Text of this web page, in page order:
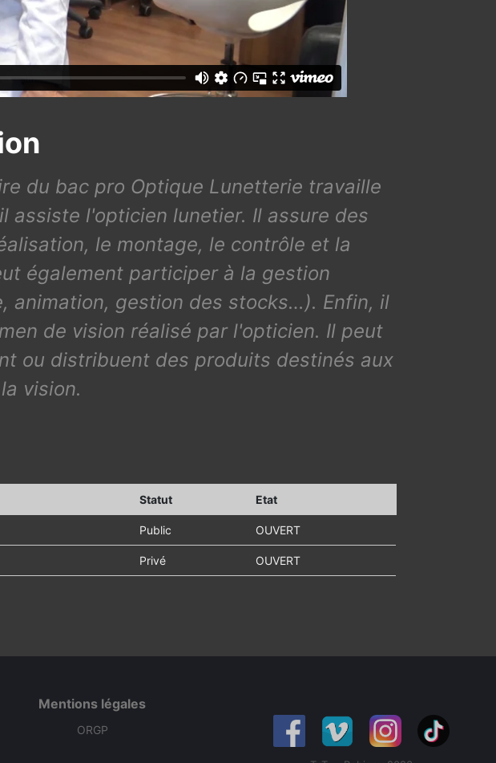
du bac pro Optique Lunetterie travaille
assiste l'opticien lunetier. Il assure des
le montage, le contrôle et la
également participer à la gestion
animation, gestion des stocks…). Enfin, il
de vision réalisé par l'opticien. Il peut
ou distribuent des produits destinés aux
vision.
Statut Etat
Public OUVERT
Privé OUVERT
Mentions légales
ORGP